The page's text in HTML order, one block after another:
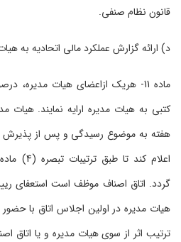
قانون نظام صنفی.
د) ارائه گزارش عملکرد مالی اتحادیه به
ماده 11- هریک ازاعضای هیات مدیره،
کتبی به هیات مدیره ارایه نمایند.
هفته به موضوع رسیدگی و پس از پذیرش
گردد. اتاق اصناف موظف است استعفای
هیات مدیره در اولین اجلاس اتاق با
ترتیب اثر از سوی هیات مدیره و یا اتاق